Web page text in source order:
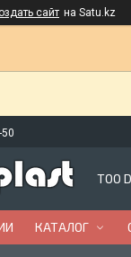
сайт на Satu.kz
ТОО
КАТАЛОГ